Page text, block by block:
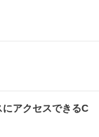
アクセスできるC